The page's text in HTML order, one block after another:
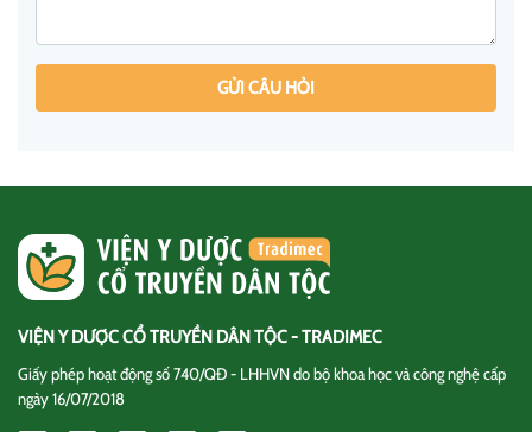
GỬI CÂU HỎI
VIỆN Y DƯỢC CỔ TRUYỀN DÂN TỘC - TRADIMEC
Giấy phép hoạt động số 740/QĐ - LHHVN do bộ khoa học và công nghệ cấp
ngày 16/07/2018